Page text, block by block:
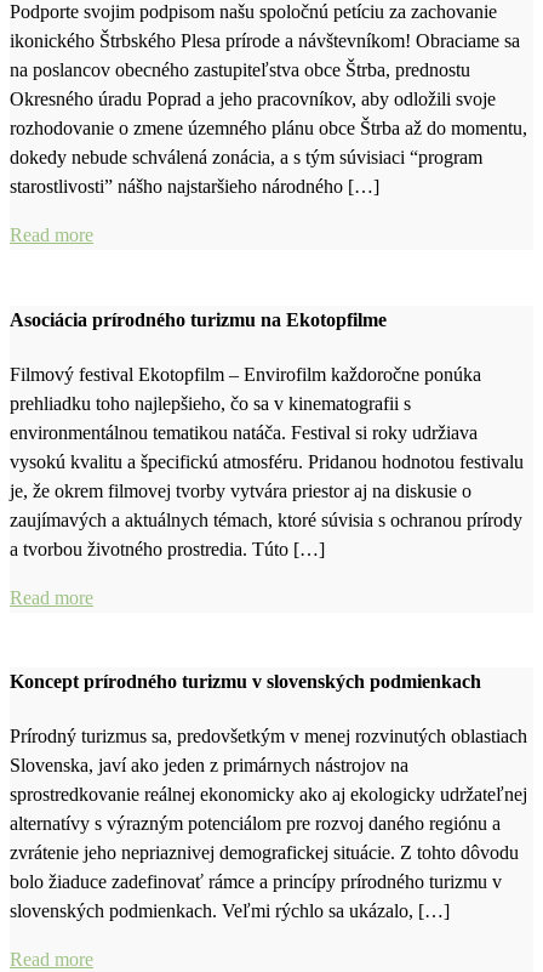
Podporte svojim podpisom našu spoločnú petíciu za zachovanie
ikonického Štrbského Plesa prírode a návštevníkom! Obraciame sa
na poslancov obecného zastupiteľstva obce Štrba, prednostu
Okresného úradu Poprad a jeho pracovníkov, aby odložili svoje
rozhodovanie o zmene územného plánu obce Štrba až do momentu,
dokedy nebude schválená zonácia, a s tým súvisiaci “program
starostlivosti” nášho najstaršieho národného […]
Read more
Asociácia prírodného turizmu na Ekotopfilme
Filmový festival Ekotopfilm – Envirofilm každoročne ponúka
prehliadku toho najlepšieho, čo sa v kinematografii s
environmentálnou tematikou natáča. Festival si roky udržiava
vysokú kvalitu a špecifickú atmosféru. Pridanou hodnotou festivalu
je, že okrem filmovej tvorby vytvára priestor aj na diskusie o
zaujímavých a aktuálnych témach, ktoré súvisia s ochranou prírody
a tvorbou životného prostredia. Túto […]
Read more
Koncept prírodného turizmu v slovenských podmienkach
Prírodný turizmus sa, predovšetkým v menej rozvinutých oblastiach
Slovenska, javí ako jeden z primárnych nástrojov na
sprostredkovanie reálnej ekonomicky ako aj ekologicky udržateľnej
alternatívy s výrazným potenciálom pre rozvoj daného regiónu a
zvrátenie jeho nepriaznivej demografickej situácie. Z tohto dôvodu
bolo žiaduce zadefinovať rámce a princípy prírodného turizmu v
slovenských podmienkach. Veľmi rýchlo sa ukázalo, […]
Read more